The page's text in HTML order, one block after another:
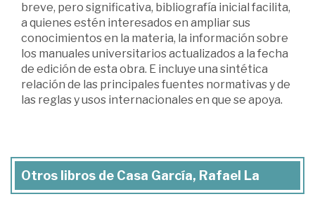
breve, pero significativa, bibliografía inicial facilita,
a quienes estén interesados en ampliar sus
conocimientos en la materia, la información sobre
los manuales universitarios actualizados a la fecha
de edición de esta obra. E incluye una sintética
relación de las principales fuentes normativas y de
las reglas y usos internacionales en que se apoya.
Otros libros de Casa García, Rafael La